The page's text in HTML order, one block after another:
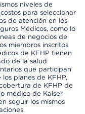
niveles de
para seleccionar
de atención en los
Médicos, como lo
de negocios de
miembros inscritos
de KFHP tienen
de la salud
que participan
planes de KFHP,
de KFHP de
médico de Kaiser
seguir los mismos